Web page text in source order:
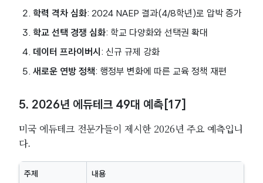
학력 격차 심화: 2024 NAEP 결과(4/8학년)로 압박 증가
학교 선택 경쟁 심화: 학교 다양화와 선택권 확대
데이터 프라이버시: 신규 규제 강화
새로운 연방 정책: 행정부 변화에 따른 교육 정책 재편
5. 2026년 에듀테크 49대 예측[17]
미국 에듀테크 전문가들이 제시한 2026년 주요 예측입니
다.
주제 내용